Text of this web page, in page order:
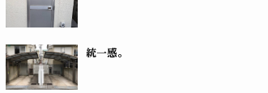
統一感。